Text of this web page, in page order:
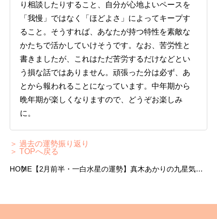
り相談したりすること、自分が心地よいペースを
「我慢」ではなく「ほどよさ」によってキープす
ること。そうすれば、あなたが持つ特性を素敵な
かたちで活かしていけそうです。なお、苦労性と
書きましたが、これはただ苦労するだけなどとい
う損な話ではありません。頑張った分は必ず、あ
とから報われることになっています。中年期から
晩年期が楽しくなりますので、どうぞお楽しみ
に。
＞ 過去の運勢振り返り
＞ TOPへ戻る
HOME 【2月前半・一白水星の運勢】真木あかりの九星気学